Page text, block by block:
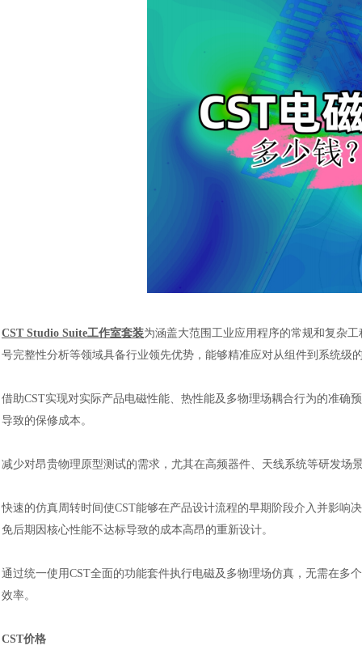
CST Studio Suite工作室套装为涵盖大范围工业应用程序的常规和复杂
号完整性分析等领域具备行业领先优势，能够精准应对从组件到系统级
借助CST实现对实际产品电磁性能、热性能及多物理场耦合行为的准确
导致的保修成本。
减少对昂贵物理原型测试的需求，尤其在高频器件、天线系统等研发
快速的仿真周转时间使CST能够在产品设计流程的早期阶段介入并影响
免后期因核心性能不达标导致的成本高昂的重新设计。
通过统一使用CST全面的功能套件执行电磁及多物理场仿真，无需在多
效率。
CST价格